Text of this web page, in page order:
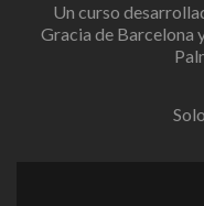
Un curso
Gracia de Barcelona